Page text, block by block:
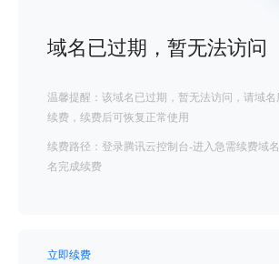
域名已过期，暂无法访问
温馨提醒：该域名已过期，暂无法访问，请域
续费，续费后可恢复正常使用
续费路径：登录腾讯云控制台-进入急需续费域
名完成续费
立即续费